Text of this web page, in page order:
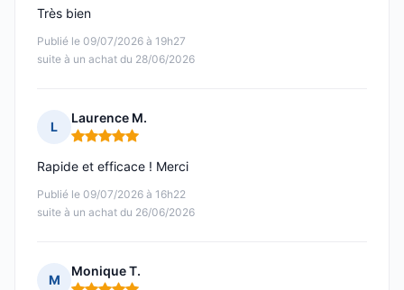
Publié le 09/07/2026 à 19h27
suite à un achat du 28/06/2026
Très bien
L
Laurence M.
Note : 5 sur 5
Publié le 09/07/2026 à 16h22
suite à un achat du 26/06/2026
Rapide et efficace ! Merci
M
Monique T.